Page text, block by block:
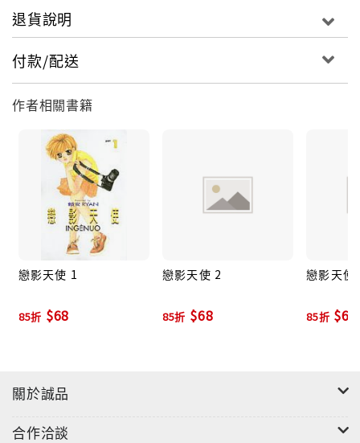
退貨說明
付款/配送
作者相關書籍
戀影天使 1
85折 $68
戀影天使 2
85折 $68
戀影天使
85折 $68
關於誠品
合作洽談